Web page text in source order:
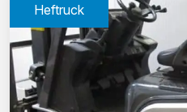
Heftruck